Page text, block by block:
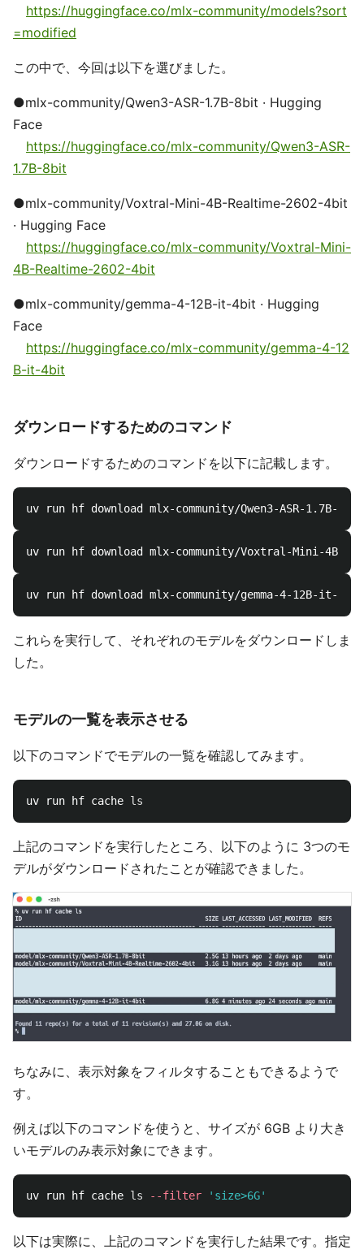
https://huggingface.co/mlx-community/models?sort
=modified
この中で、今回は以下を選びました。
●mlx-community/Qwen3-ASR-1.7B-8bit · Hugging
Face
https://huggingface.co/mlx-community/Qwen3-ASR-
1.7B-8bit
●mlx-community/Voxtral-Mini-4B-Realtime-2602-4bit
· Hugging Face
https://huggingface.co/mlx-community/Voxtral-Mini-
4B-Realtime-2602-4bit
●mlx-community/gemma-4-12B-it-4bit · Hugging
Face
https://huggingface.co/mlx-community/gemma-4-12
B-it-4bit
ダウンロードするためのコマンド
ダウンロードするためのコマンドを以下に記載します。
これらを実行して、それぞれのモデルをダウンロードしま
した。
モデルの一覧を表示させる
以下のコマンドでモデルの一覧を確認してみます。
uv run hf cache ls
上記のコマンドを実行したところ、以下のように 3つのモ
デルがダウンロードされたことが確認できました。
ちなみに、表示対象をフィルタすることもできるようで
す。
例えば以下のコマンドを使うと、サイズが 6GB より大き
いモデルのみ表示対象にできます。
uv run hf cache ls --filter 'size>6G'
以下は実際に、上記のコマンドを実行した結果です。指定